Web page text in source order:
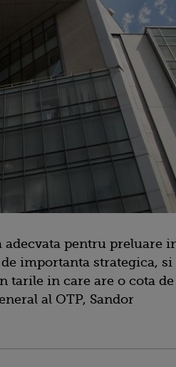
pentru preluare
importanta strategica, si
tarile in care are o cota de
al OTP, Sandor